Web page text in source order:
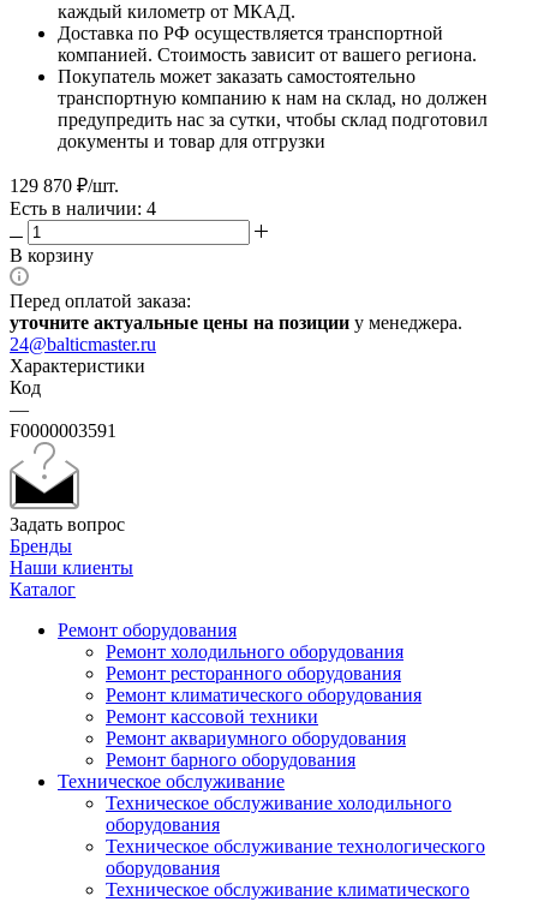
каждый километр от МКАД.
Доставка по РФ осуществляется транспортной
компанией. Стоимость зависит от вашего региона.
Покупатель может заказать самостоятельно
транспортную компанию к нам на склад, но должен
предупредить нас за сутки, чтобы склад подготовил
документы и товар для отгрузки
129 870 ₽/шт.
Есть в наличии: 4
В корзину
Перед оплатой заказа:
уточните актуальные цены на позиции у менеджера.
24@balticmaster.ru
Характеристики
Код
—
F0000003591
Задать вопрос
Бренды
Наши клиенты
Каталог
Ремонт оборудования
Ремонт холодильного оборудования
Ремонт ресторанного оборудования
Ремонт климатического оборудования
Ремонт кассовой техники
Ремонт аквариумного оборудования
Ремонт барного оборудования
Техническое обслуживание
Техническое обслуживание холодильного
оборудования
Техническое обслуживание технологического
оборудования
Техническое обслуживание климатического